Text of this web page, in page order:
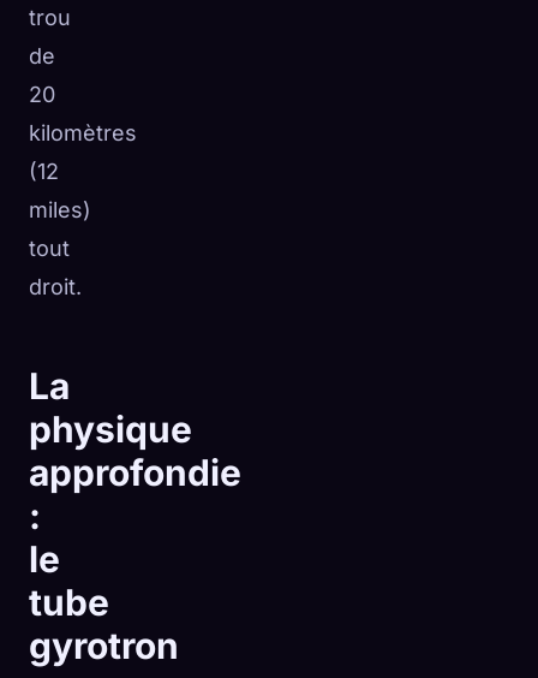
trou
de
20
kilomètres
(12
miles)
tout
droit.
La
physique
approfondie
:
le
tube
gyrotron